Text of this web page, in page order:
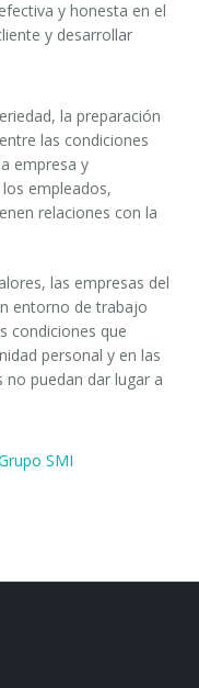
y honesta en el
y desarrollar
la preparación
las condiciones
empresa y
empleados,
relaciones con la
las empresas del
entorno de trabajo
condiciones que
personal y en las
no puedan dar lugar a
SMI